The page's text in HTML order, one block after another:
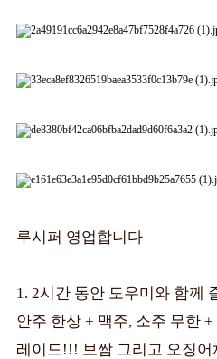
루시퍼 영업합니다
1. 2시간 동안 도우미와 함께
안주 한상 + 맥주, 소주 무한
레이드!!! 보쌈 그리고 오징